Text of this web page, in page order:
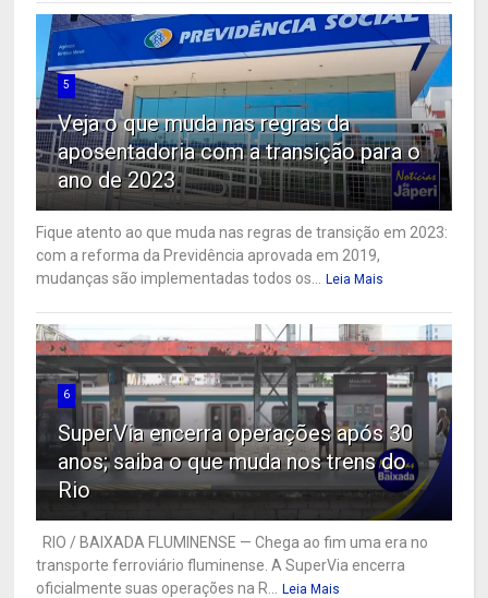
5
Veja o que muda nas regras da
aposentadoria com a transição para o
ano de 2023
Fique atento ao que muda nas regras de transição em 2023:
com a reforma da Previdência aprovada em 2019,
mudanças são implementadas todos os...
Leia Mais
6
SuperVia encerra operações após 30
anos; saiba o que muda nos trens do
Rio
RIO / BAIXADA FLUMINENSE — Chega ao fim uma era no
transporte ferroviário fluminense. A SuperVia encerra
oficialmente suas operações na R...
Leia Mais